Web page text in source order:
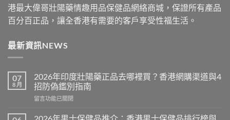
港最大偉哥壯陽藥情趣用品保健品網絡商城，保證所有產品
百分百正品，讓全香港有需要的客戶享受性福生活。
最新資訊NEWS
07
8 月
2026年印度壯陽藥正品去哪裡買？香港網購渠道與4
招防偽鑑別指南
在
年
留言功能已關閉